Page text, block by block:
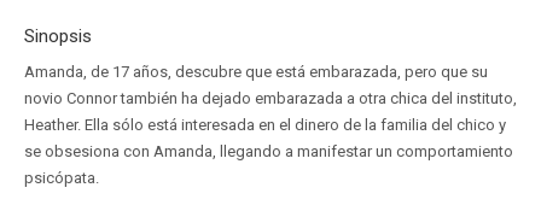
Sinopsis
Amanda, de 17 años, descubre que está embarazada, pero que su
novio Connor también ha dejado embarazada a otra chica del instituto,
Heather. Ella sólo está interesada en el dinero de la familia del chico y
se obsesiona con Amanda, llegando a manifestar un comportamiento
psicópata.